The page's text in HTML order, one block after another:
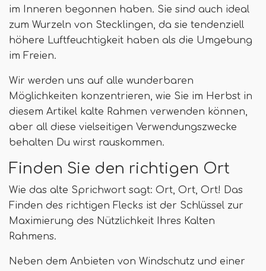
im Inneren begonnen haben. Sie sind auch ideal
zum Wurzeln von Stecklingen, da sie tendenziell
höhere Luftfeuchtigkeit haben als die Umgebung
im Freien.
Wir werden uns auf alle wunderbaren
Möglichkeiten konzentrieren, wie Sie im Herbst in
diesem Artikel kalte Rahmen verwenden können,
aber all diese vielseitigen Verwendungszwecke
behalten Du wirst rauskommen.
Finden Sie den richtigen Ort
Wie das alte Sprichwort sagt: Ort, Ort, Ort! Das
Finden des richtigen Flecks ist der Schlüssel zur
Maximierung des Nützlichkeit Ihres Kalten
Rahmens.
Neben dem Anbieten von Windschutz und einer